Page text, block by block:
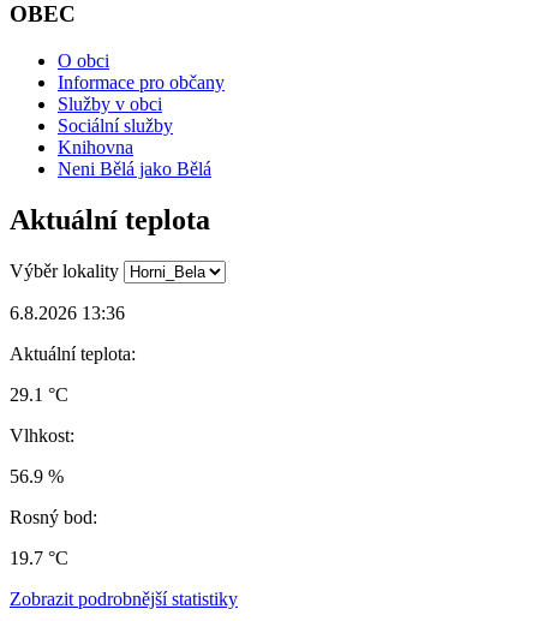
OBEC
O obci
Informace pro občany
Služby v obci
Sociální služby
Knihovna
Neni Bělá jako Bělá
Aktuální teplota
Výběr lokality
6.8.2026 13:36
Aktuální teplota:
29.1 °C
Vlhkost:
56.9 %
Rosný bod:
19.7 °C
Zobrazit podrobnější statistiky